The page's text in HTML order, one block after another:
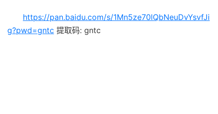
https://pan.baidu.com/s/1Mn5ze70lQbNeuDvYsvfJi
g?pwd=gntc 提取码: gntc